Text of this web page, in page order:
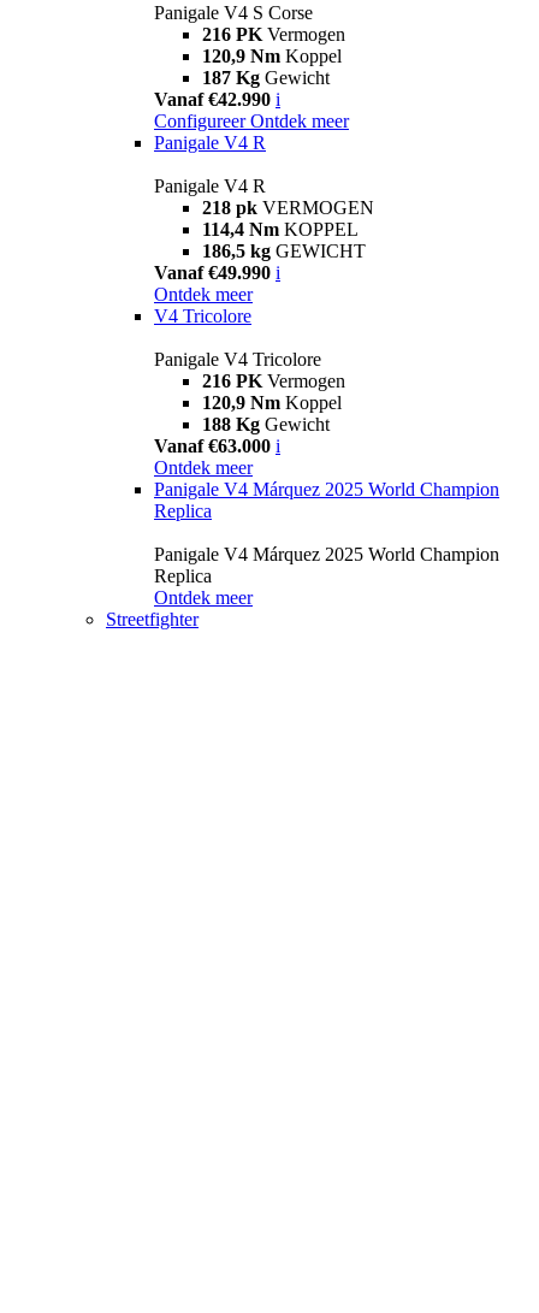
Panigale V4 S Corse
216 PK Vermogen
120,9 Nm Koppel
187 Kg Gewicht
Vanaf €42.990 i
Configureer Ontdek meer
Panigale V4 R
Panigale V4 R
218 pk VERMOGEN
114,4 Nm KOPPEL
186,5 kg GEWICHT
Vanaf €49.990 i
Ontdek meer
V4 Tricolore
Panigale V4 Tricolore
216 PK Vermogen
120,9 Nm Koppel
188 Kg Gewicht
Vanaf €63.000 i
Ontdek meer
Panigale V4 Márquez 2025 World Champion
Replica
Panigale V4 Márquez 2025 World Champion
Replica
Ontdek meer
Streetfighter